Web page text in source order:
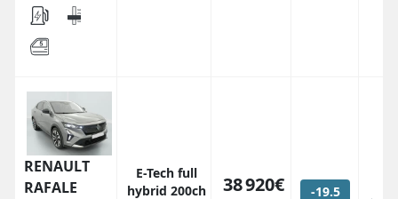
RENAULT
RAFALE
E-Tech full
hybrid 200ch
38 920€ -19.5